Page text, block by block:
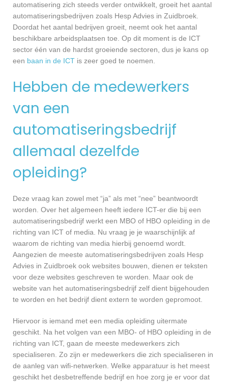
automatisering zich steeds verder ontwikkelt, groeit het aantal
automatiseringsbedrijven zoals Hesp Advies in Zuidbroek.
Doordat het aantal bedrijven groeit, neemt ook het aantal
beschikbare arbeidsplaatsen toe. Op dit moment is de ICT
sector één van de hardst groeiende sectoren, dus je kans op
een baan in de ICT is zeer goed te noemen.
Hebben de medewerkers
van een
automatiseringsbedrijf
allemaal dezelfde
opleiding?
Deze vraag kan zowel met “ja” als met “nee” beantwoordt
worden. Over het algemeen heeft iedere ICT-er die bij een
automatiseringsbedrijf werkt een MBO of HBO opleiding in de
richting van ICT of media. Nu vraag je je waarschijnlijk af
waarom de richting van media hierbij genoemd wordt.
Aangezien de meeste automatiseringsbedrijven zoals Hesp
Advies in Zuidbroek ook websites bouwen, dienen er teksten
voor deze websites geschreven te worden. Maar ook de
website van het automatiseringsbedrijf zelf dient bijgehouden
te worden en het bedrijf dient extern te worden gepromoot.
Hiervoor is iemand met een media opleiding uitermate
geschikt. Na het volgen van een MBO- of HBO opleiding in de
richting van ICT, gaan de meeste medewerkers zich
specialiseren. Zo zijn er medewerkers die zich specialiseren in
de aanleg van wifi-netwerken. Welke apparatuur is het meest
geschikt het desbetreffende bedrijf en hoe zorg je er voor dat